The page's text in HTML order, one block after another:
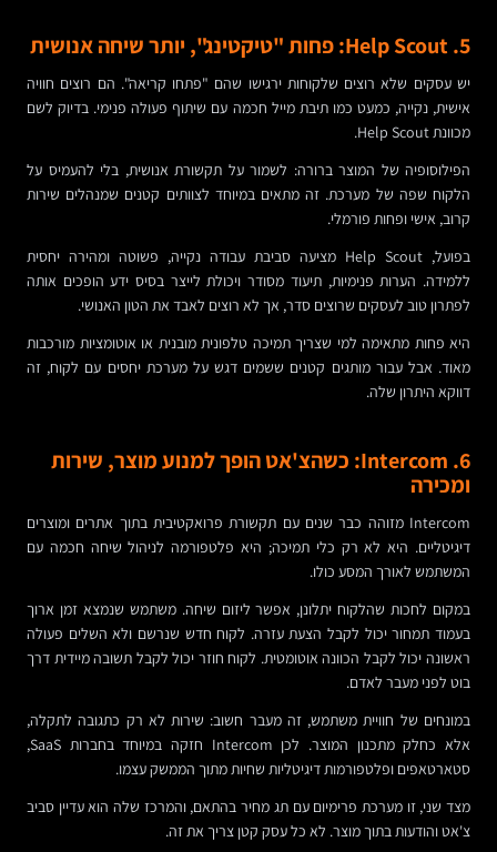
5. Help Scout: פחות "טיקטינג", יותר שיחה אנושית
יש עסקים שלא רוצים שלקוחות ירגישו שהם "פתחו קריאה". הם רוצים חוויה
אישית, נקייה, כמעט כמו תיבת מייל חכמה עם שיתוף פעולה פנימי. בדיוק לשם
מכוונת Help Scout.
הפילוסופיה של המוצר ברורה: לשמור על תקשורת אנושית, בלי להעמיס על
הלקוח שפה של מערכת. זה מתאים במיוחד לצוותים קטנים שמנהלים שירות
קרוב, אישי ופחות פורמלי.
בפועל, Help Scout מציעה סביבת עבודה נקייה, פשוטה ומהירה יחסית
ללמידה. הערות פנימיות, תיעוד מסודר ויכולת לייצר בסיס ידע הופכים אותה
לפתרון טוב לעסקים שרוצים סדר, אך לא רוצים לאבד את הטון האנושי.
היא פחות מתאימה למי שצריך תמיכה טלפונית מובנית או אוטומציות מורכבות
מאוד. אבל עבור מותגים קטנים ששמים דגש על מערכת יחסים עם לקוח, זה
דווקא היתרון שלה.
6. Intercom: כשהצ'אט הופך למנוע מוצר, שירות
ומכירה
Intercom מזוהה כבר שנים עם תקשורת פרואקטיבית בתוך אתרים ומוצרים
דיגיטליים. היא לא רק כלי תמיכה; היא פלטפורמה לניהול שיחה חכמה עם
המשתמש לאורך המסע כולו.
במקום לחכות שהלקוח יתלונן, אפשר ליזום שיחה. משתמש שנמצא זמן ארוך
בעמוד תמחור יכול לקבל הצעת עזרה. לקוח חדש שנרשם ולא השלים פעולה
ראשונה יכול לקבל הכוונה אוטומטית. לקוח חוזר יכול לקבל תשובה מיידית דרך
בוט לפני מעבר לאדם.
במונחים של חוויית משתמש, זה מעבר חשוב: שירות לא רק כתגובה לתקלה,
אלא כחלק מתכנון המוצר. לכן Intercom חזקה במיוחד בחברות SaaS,
סטארטאפים ופלטפורמות דיגיטליות שחיות מתוך הממשק עצמו.
מצד שני, זו מערכת פרימיום עם תג מחיר בהתאם, והמרכז שלה הוא עדיין סביב
צ'אט והודעות בתוך מוצר. לא כל עסק קטן צריך את זה.